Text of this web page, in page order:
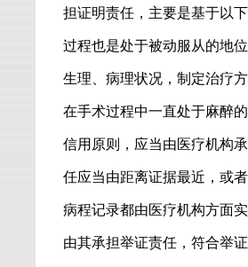
担证明责任，主要是基于以
过程也是处于被动服从的地
生理、病理状况，制定治疗
在手术过程中一直处于麻醉
信用原则，应当由医疗机构
任应当由距离证据最近，或
病程记录都由医疗机构方面
由其承担举证责任，符合举